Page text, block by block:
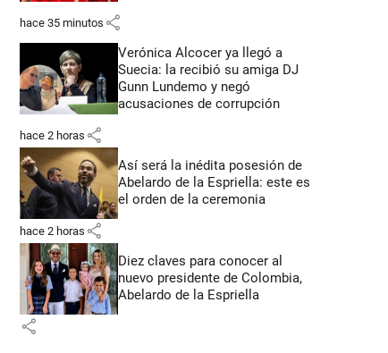
hace 35 minutos share
Verónica Alcocer ya llegó a
Suecia: la recibió su amiga DJ
Gunn Lundemo y negó
acusaciones de corrupción
hace 2 horas share
Así será la inédita posesión de
Abelardo de la Espriella: este es
el orden de la ceremonia
hace 2 horas share
Diez claves para conocer al
nuevo presidente de Colombia,
Abelardo de la Espriella
share